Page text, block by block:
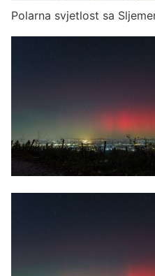
Polarna svjetlost sa